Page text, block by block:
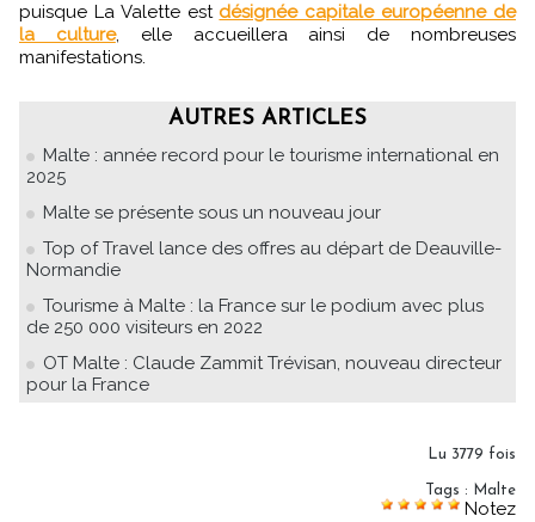
puisque La Valette est désignée capitale européenne de
la culture, elle accueillera ainsi de nombreuses
manifestations.
AUTRES ARTICLES
Malte : année record pour le tourisme international en
2025
Malte se présente sous un nouveau jour
Top of Travel lance des offres au départ de Deauville-
Normandie
Tourisme à Malte : la France sur le podium avec plus
de 250 000 visiteurs en 2022
OT Malte : Claude Zammit Trévisan, nouveau directeur
pour la France
Lu 3779 fois
Tags : Malte
Notez